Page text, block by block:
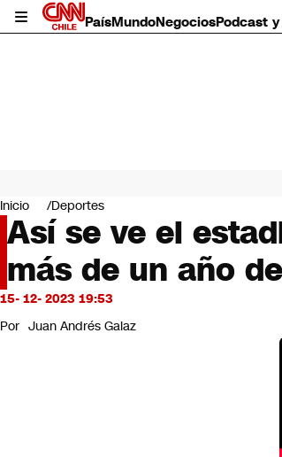
PaísMundoNegociosPodcast
Mundo
Negocios
Deportes
Programas completos
Cultura
Servicios
Bits
CNN Data
Inicio Deportes
Así se ve el
más de un año
15- 12- 2023 19:53
Por Juan Andrés Galaz